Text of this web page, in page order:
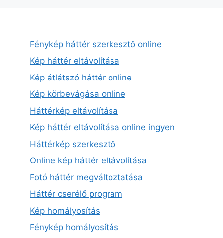
Fénykép háttér szerkesztő online
Kép háttér eltávolítása
Kép átlátszó háttér online
Kép körbevágása online
Háttérkép eltávolítása
Kép háttér eltávolítása online ingyen
Háttérkép szerkesztő
Online kép háttér eltávolítása
Fotó háttér megváltoztatása
Háttér cserélő program
Kép homályosítás
Fénykép homályosítás